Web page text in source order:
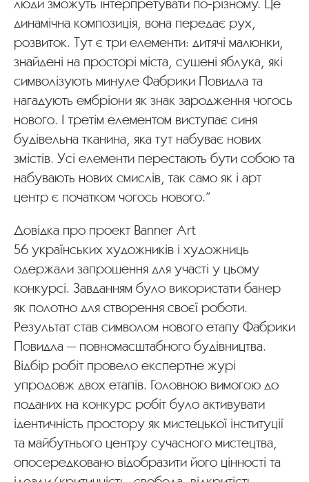
люди зможуть інтерпретувати по-різному. Це
динамічна композиція, вона передає рух,
розвиток. Тут є три елементи: дитячі малюнки,
знайдені на просторі міста, сушені яблука, які
символізують минуле Фабрики Повидла та
нагадують ембріони як знак зародження чогось
нового. І третім елементом виступає синя
будівельна тканина, яка тут набуває нових
змістів. Усі елементи перестають бути собою та
набувають нових смислів, так само як і арт
центр є початком чогось нового.”
Довідка про проект Banner Art
56 українських художників і художниць
одержали запрошення для участі у цьому
конкурсі. Завданням було використати банер
як полотно для створення своєї роботи.
Результат став символом нового етапу Фабрики
Повидла — повномасштабного будівництва.
Відбір робіт провело експертне журі
упродовж двох етапів. Головною вимогою до
поданих на конкурс робіт було активувати
ідентичність простору як мистецької інституції
та майбутнього центру сучасного мистецтва,
опосередковано відобразити його цінності та